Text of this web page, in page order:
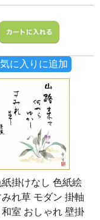
に入りに追加
掛けなし 色紙絵
れ草 モダン 掛軸
和室 おしゃれ 壁掛